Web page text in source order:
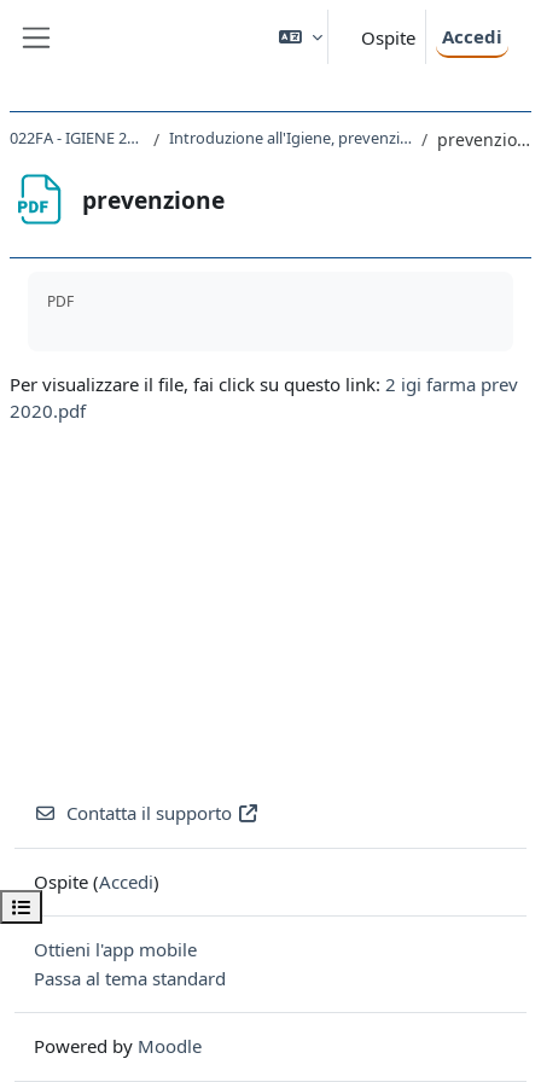
Ospite Accedi
Apri indice del corso
022FA - IGIENE 2020 Introduzione all'Igiene, prevenzione prevenzione
prevenzione
PDF
Per visualizzare il file, fai click su questo link: 2 igi farma prev
2020.pdf
Contatta il supporto
Ospite (Accedi)
Ottieni l'app mobile
Passa al tema standard
Powered by Moodle